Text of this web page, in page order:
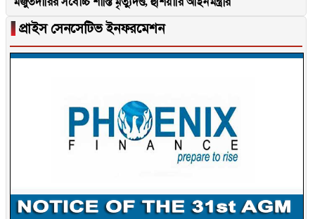
▐ প্রাইস সেনসেটিভ ইনফরমেশন